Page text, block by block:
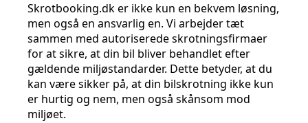
Skrotbooking.dk er ikke kun en bekvem løsning,
men også en ansvarlig en. Vi arbejder tæt
sammen med autoriserede skrotningsfirmaer
for at sikre, at din bil bliver behandlet efter
gældende miljøstandarder. Dette betyder, at du
kan være sikker på, at din bilskrotning ikke kun
er hurtig og nem, men også skånsom mod
miljøet.